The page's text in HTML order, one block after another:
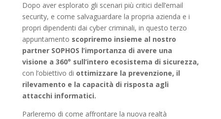
Dopo aver esplorato gli scenari più critici dell’email
security, e come salvaguardare la propria azienda e i
propri dipendenti dai cyber criminali, in questo terzo
appuntamento scopriremo insieme al nostro
partner SOPHOS l’importanza di avere una
visione a 360° sull’intero ecosistema di sicurezza,
con l’obiettivo di ottimizzare la prevenzione, il
rilevamento e la capacità di risposta agli
attacchi informatici.
Parleremo di come affrontare la nuova realtà